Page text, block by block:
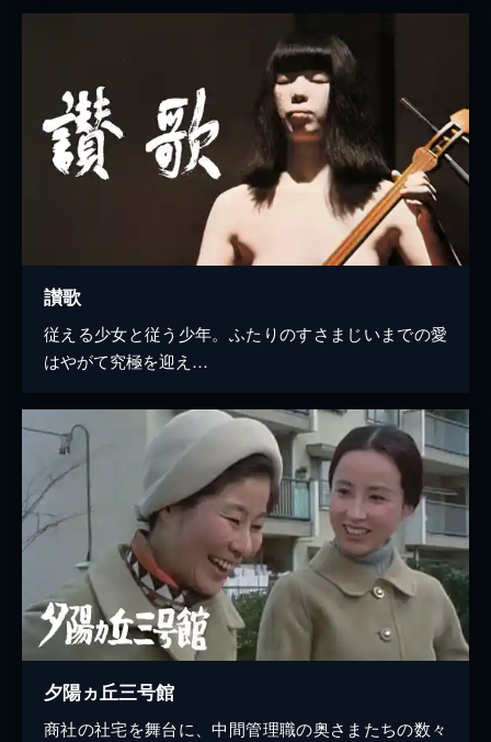
讃歌
従える少女と従う少年。ふたりのすさまじいまでの愛
はやがて究極を迎え…
夕陽ヵ丘三号館
商社の社宅を舞台に、中間管理職の奥さまたちの数々